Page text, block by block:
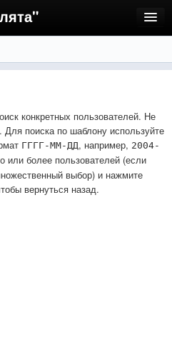
конкретных пользователей. Не
Для поиска по шаблону используйте
ГГГГ-ММ-ДД, например, 2004-
или более пользователей (если
выбор) и нажмите
вернуться назад.